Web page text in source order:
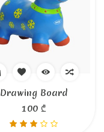
Drawing Board
100 ₾